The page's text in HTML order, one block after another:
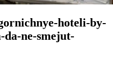
hoteli-by-
da-ne-smejut-